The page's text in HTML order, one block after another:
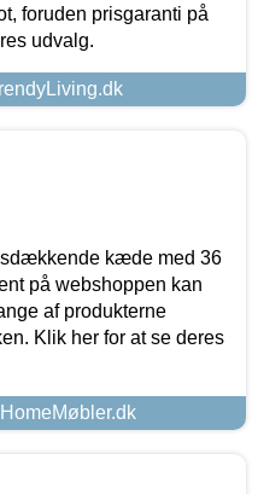
foruden prisgaranti på
udvalg.
kæde med 36
på webshoppen kan
af produkterne
Klik her for at se deres